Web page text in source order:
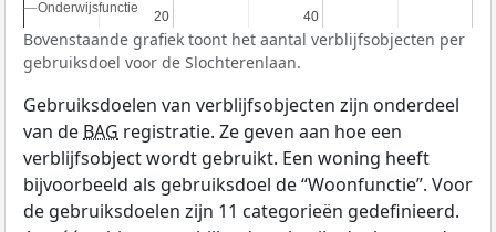
20
20 40
40
Onderwijsfunctie
Onderwijsfunctie
Bovenstaande grafiek toont het aantal verblijfsobjecten per
gebruiksdoel voor de Slochterenlaan.
Gebruiksdoelen van verblijfsobjecten zijn onderdeel
van de BAG registratie. Ze geven aan hoe een
verblijfsobject wordt gebruikt. Een woning heeft
bijvoorbeeld als gebruiksdoel de “Woonfunctie”. Voor
de gebruiksdoelen zijn 11 categorieën gedefinieerd.